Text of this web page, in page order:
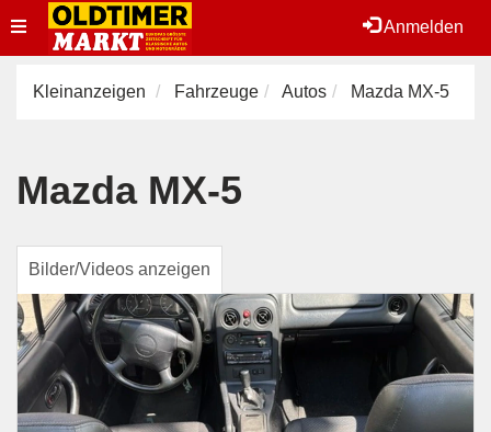
Anmelden
Toggle
navigation
Kleinanzeigen Fahrzeuge Autos Mazda MX-5
Mazda MX-5
Bilder/Videos anzeigen